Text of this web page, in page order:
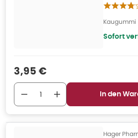
Kaugummi
Sofort
Verkaufspreis
3,95 €
In den
Hager